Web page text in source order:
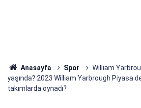
Anasayfa Spor
William
yaşında? 2023 William Yarbrough Piyasa
takımlarda oynadı?